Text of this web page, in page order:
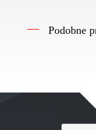
Podobne